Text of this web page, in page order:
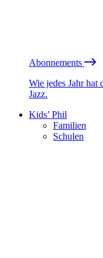
Abonnements
Wie jedes Jahr hat
Jazz.
Kids’ Phil
Familien
Schulen